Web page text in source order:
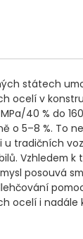
státech
ocelí v
40 % do
o 5–8 %. To
u tradičních
Vzhledem k
posouvá
ocelí i nadále